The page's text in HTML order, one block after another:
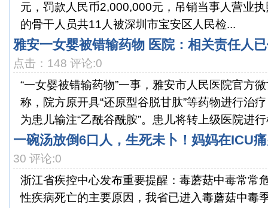
元，罚款人民币2,000,000元，吊销当事人营业
的骨干人员共11人被深圳市宝安区人民检...
雅安一女婴被错输药物 医院：相关责任人
点击：148 评论:0
“一女婴被错输药物”一事，雅安市人民医院官方
称，院方原开具“还原型谷脱甘肽”等药物进行治
为患儿输注“乙酰谷酰胺”。患儿将转上级医院进
一碗汤放倒6口人，生死未卜！妈妈在ICU
30 评论:0
浙江省疾控中心发布重要提醒：毒蘑菇中毒常常
性疾病死亡的主要原因，我省已进入毒蘑菇中毒